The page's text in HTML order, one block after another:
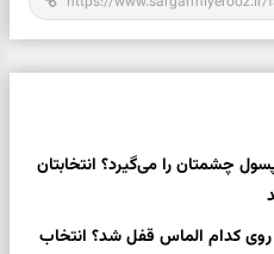
چشمتان را می‌گیرد؟ انتخابتان
کدام الماس قفل شد؟ انتخاب